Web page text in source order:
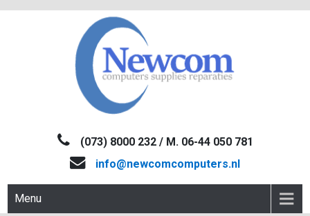
NEWCOM(073) 8000 232 / M. 06-44 050 781
info@newcomcomputers.nl
Menu